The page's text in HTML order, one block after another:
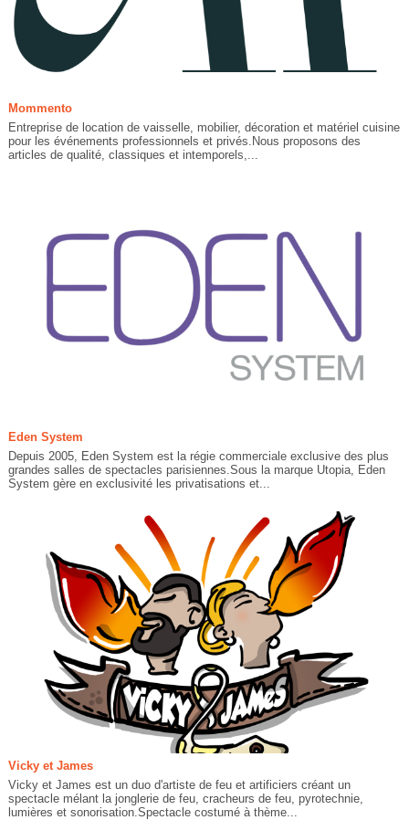
Mommento
Entreprise de location de vaisselle, mobilier, décoration et matériel cuisine
pour les événements professionnels et privés.Nous proposons des
articles de qualité, classiques et intemporels,...
Eden System
Depuis 2005, Eden System est la régie commerciale exclusive des plus
grandes salles de spectacles parisiennes.Sous la marque Utopia, Eden
System gère en exclusivité les privatisations et...
Vicky et James
Vicky et James est un duo d'artiste de feu et artificiers créant un
spectacle mélant la jonglerie de feu, cracheurs de feu, pyrotechnie,
lumières et sonorisation.Spectacle costumé à thème...